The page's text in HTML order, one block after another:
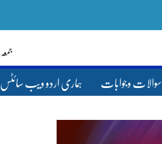
جمعہ‬‮,
سوالات وجوابات ہماری اردو ویب سائٹس